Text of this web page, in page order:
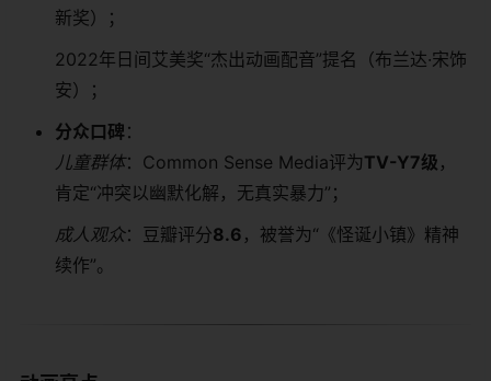
新奖）；
2022年日间艾美奖“杰出动画配音”提名（布兰达·宋饰
安）；
​分众口碑​ ​：
儿童群体：Common Sense Media评为​​TV-Y7级​ ​，
肯定“冲突以幽默化解，无真实暴力”；
成人观众：豆瓣评分​​8.6​ ​，被誉为“《怪诞小镇》精神
续作”。